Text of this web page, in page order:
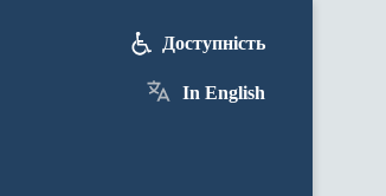
Доступність
In English